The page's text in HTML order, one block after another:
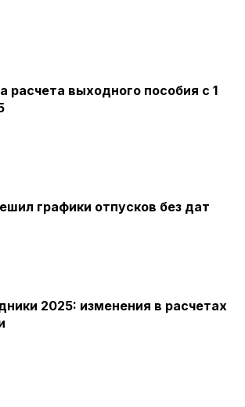
расчета выходного пособия с 1
графики отпусков без дат
2025: изменения в расчетах